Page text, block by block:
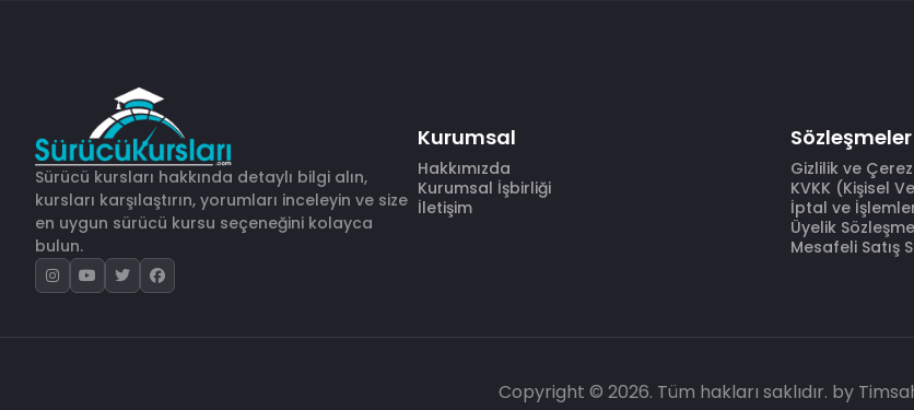
Sürücü kursları hakkında detaylı bilgi alın,
kursları karşılaştırın, yorumları inceleyin ve size
en uygun sürücü kursu seçeneğini kolayca
bulun.
Kurumsal
Hakkımızda
Kurumsal İşbirliği
İletişim
Sözleşmeler
Gizlilik ve
KVKK (Kişisel
İptal ve
Üyelik
Mesafeli Satış
Copyright © 2026. Tüm hakları saklıdır. by